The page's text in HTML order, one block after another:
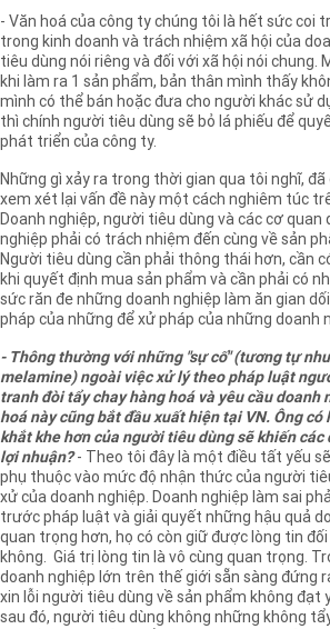
Các công ty thành viên
Liên hệ
- Văn hoá của công ty chúng tôi là hết sức coi
trong kinh doanh và trách nhiệm xã hội của
tiêu dùng nói riêng và đối với xã hội nói
khi làm ra 1 sản phẩm, bản thân mình thấy
mình có thể bán hoặc đưa cho người khác sử
thì chính người tiêu dùng sẽ bỏ lá phiếu để
phát triển của công ty.
Những gì xảy ra trong thời gian qua tôi nghĩ, đã
xem xét lại vấn đề này một cách nghiêm túc
Doanh nghiệp, người tiêu dùng và các cơ quan
nghiệp phải có trách nhiệm đến cùng về sản
Người tiêu dùng cần phải thông thái hơn, cần
khi quyết định mua sản phẩm và cần phải có
sức răn đe những doanh nghiệp làm ăn gian
pháp của những để xử pháp của những doanh
- Thông thường với những "sự cố" (tương tự
melamine) ngoài việc xử lý theo pháp luật
tranh đòi tẩy chay hàng hoá và yêu cầu doanh
hoá này cũng bắt đầu xuất hiện tại VN. Ông có
khắt khe hơn của người tiêu dùng sẽ khiến
lợi nhuận?- Theo tôi đây là một điều tất yếu sẽ
phụ thuộc vào mức độ nhận thức của người
xử của doanh nghiệp. Doanh nghiệp làm sai
trước pháp luật và giải quyết những hậu quả
quan trọng hơn, họ có còn giữ được lòng tin
không. Giá trị lòng tin là vô cùng quan trọng.
doanh nghiệp lớn trên thế giới sẵn sàng đứng
xin lỗi người tiêu dùng về sản phẩm không đạt
sau đó, người tiêu dùng không những không